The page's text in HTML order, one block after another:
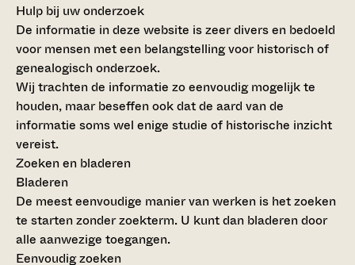
Hulp bij uw onderzoek
De informatie in deze website is zeer divers en bedoeld
voor mensen met een belangstelling voor historisch of
genealogisch onderzoek.
Wij trachten de informatie zo eenvoudig mogelijk te
houden, maar beseffen ook dat de aard van de
informatie soms wel enige studie of historische inzicht
vereist.
Zoeken en bladeren
Bladeren
De meest eenvoudige manier van werken is het zoeken
te starten zonder zoekterm. U kunt dan bladeren door
alle aanwezige toegangen.
Eenvoudig zoeken